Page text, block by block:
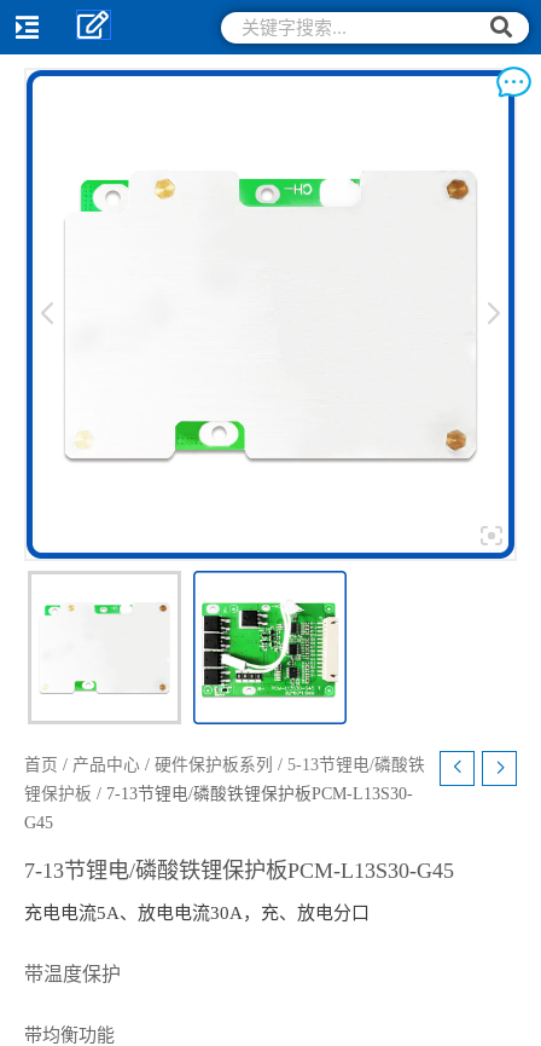
跳
至
搜
索
搜
索
首页 / 产品中心 / 硬件保护板系列 / 5-13节锂电/磷酸铁
锂保护板 / 7-13节锂电/磷酸铁锂保护板PCM-L13S30-
G45
7-13节锂电/磷酸铁锂保护板PCM-L13S30-G45
充电电流5A、放电电流30A，充、放电分口
带温度保护
带均衡功能